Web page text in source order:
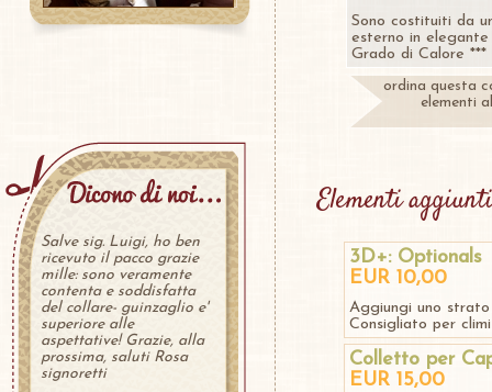
Salve sig. Luigi, ho ben
ricevuto il pacco grazie
mille: sono veramente
contenta e soddisfatta
del collare- guinzaglio e'
superiore alle
aspettative! Grazie, alla
prossima, saluti Rosa
signoretti
Sono costituiti da
esterno in
Grado di Calore ***
ordina questa
elementi
Elementi
3D+: Optionals
EUR 10,00
Aggiungi uno
Consigliato per
Colletto per
EUR 15,00